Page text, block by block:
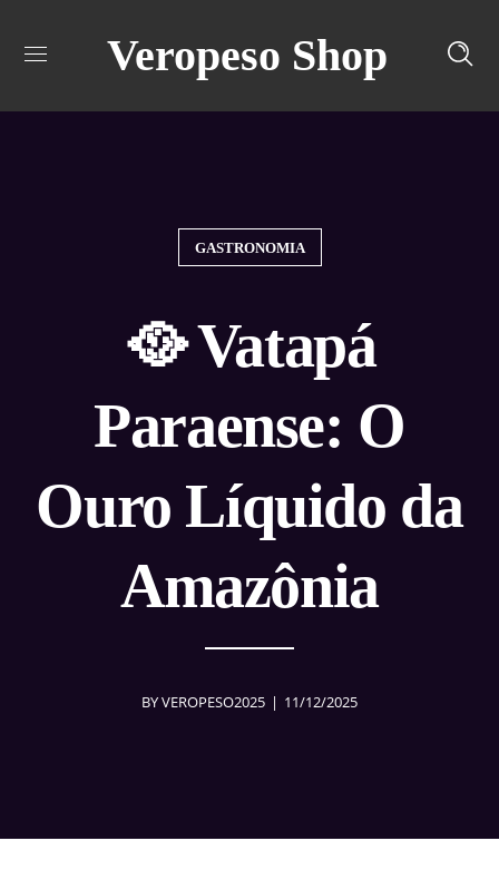
Veropeso Shop
GASTRONOMIA
🥘 Vatapá
Paraense: O
Ouro Líquido da
Amazônia
BYVEROPESO2025 11/12/2025
Turn off snow